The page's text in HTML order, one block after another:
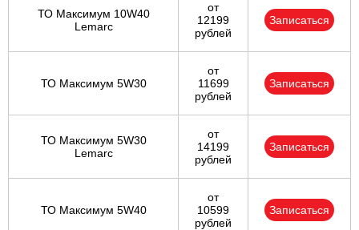
ТО Максимум 10W40
Lemarc
от
12199
рублей
Записаться
ТО Максимум 5W30
от
11699
рублей
Записаться
ТО Максимум 5W30
Lemarc
от
14199
рублей
Записаться
ТО Максимум 5W40
от
10599
рублей
Записаться